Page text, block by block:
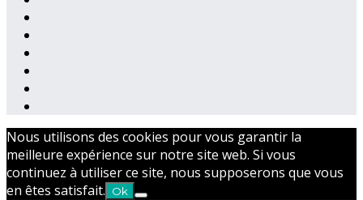
Nous utilisons des cookies pour vous garantir la
meilleure expérience sur notre site web. Si vous
continuez à utiliser ce site, nous supposerons que vous
en êtes satisfait.
Ok